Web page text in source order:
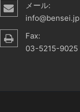
メール:
info@bensei.jp
Fax:
03-5215-9025